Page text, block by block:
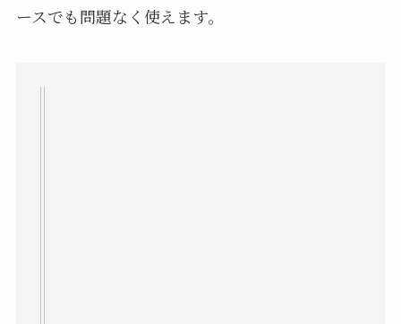
ースでも問題なく使えます。